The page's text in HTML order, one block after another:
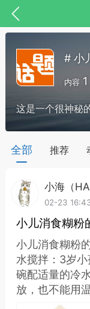
，华夏中医人：
节气气象
·特急预警】关
# 小
内容 1
这是一个很神秘
全部 推荐
小海（HAi
02-23
小儿消食糊粉
小儿消食糊粉
水搅拌：3岁
碗配适量的冷
放，也不能用